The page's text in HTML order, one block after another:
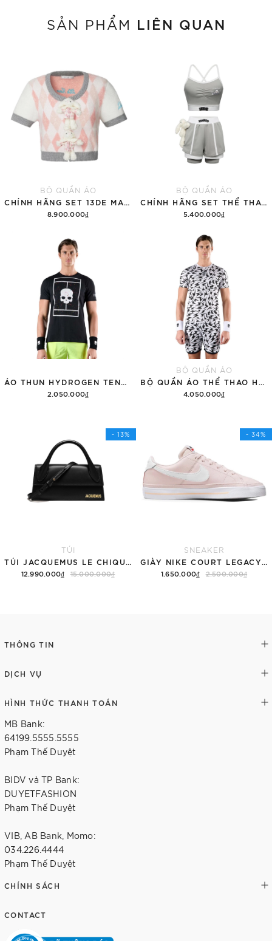
SẢN PHẨM LIÊN QUAN
BỘ QUẦN ÁO
8.900.000₫
BỘ QUẦN ÁO
5.400.000₫
Thêm vào giỏ hàng
2.050.000₫
BỘ QUẦN ÁO
4.050.000₫
- 13%
TÚI
12.990.000₫ 15.000.000₫
- 34%
SNEAKER
1.650.000₫ 2.500.000₫
THÔNG TIN
DỊCH VỤ
HÌNH THỨC THANH TOÁN
MB Bank:
64199.5555.5555
Phạm Thế Duyệt
BIDV và TP Bank:
DUYETFASHION
Phạm Thế Duyệt
VIB, AB Bank, Momo:
034.226.4444
Phạm Thế Duyệt
CHÍNH SÁCH
CONTACT